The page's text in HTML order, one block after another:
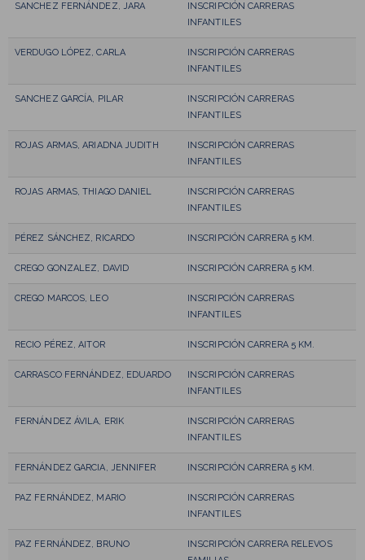
SANCHEZ FERNÁNDEZ, JARA
INSCRIPCIÓN CARRERAS
INFANTILES
VERDUGO LÓPEZ, CARLA
INSCRIPCIÓN CARRERAS
INFANTILES
SANCHEZ GARCÍA, PILAR
INSCRIPCIÓN CARRERAS
INFANTILES
ROJAS ARMAS, ARIADNA JUDITH
INSCRIPCIÓN CARRERAS
INFANTILES
ROJAS ARMAS, THIAGO DANIEL
INSCRIPCIÓN CARRERAS
INFANTILES
PÉREZ SÁNCHEZ, RICARDO INSCRIPCIÓN CARRERA 5 KM.
CREGO GONZALEZ, DAVID INSCRIPCIÓN CARRERA 5 KM.
CREGO MARCOS, LEO
INSCRIPCIÓN CARRERAS
INFANTILES
RECIO PÉREZ, AITOR INSCRIPCIÓN CARRERA 5 KM.
CARRASCO FERNÁNDEZ, EDUARDO
INSCRIPCIÓN CARRERAS
INFANTILES
FERNÁNDEZ ÁVILA, ERIK
INSCRIPCIÓN CARRERAS
INFANTILES
FERNÁNDEZ GARCIA, JENNIFER INSCRIPCIÓN CARRERA 5 KM.
PAZ FERNÁNDEZ, MARIO
INSCRIPCIÓN CARRERAS
INFANTILES
PAZ FERNÁNDEZ, BRUNO
INSCRIPCIÓN CARRERA RELEVOS